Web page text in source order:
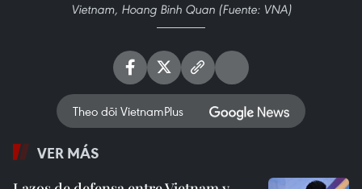
Vietnam, Hoang Binh Quan (Fuente: VNA)
Theo dõi VietnamPlus
VER MÁS